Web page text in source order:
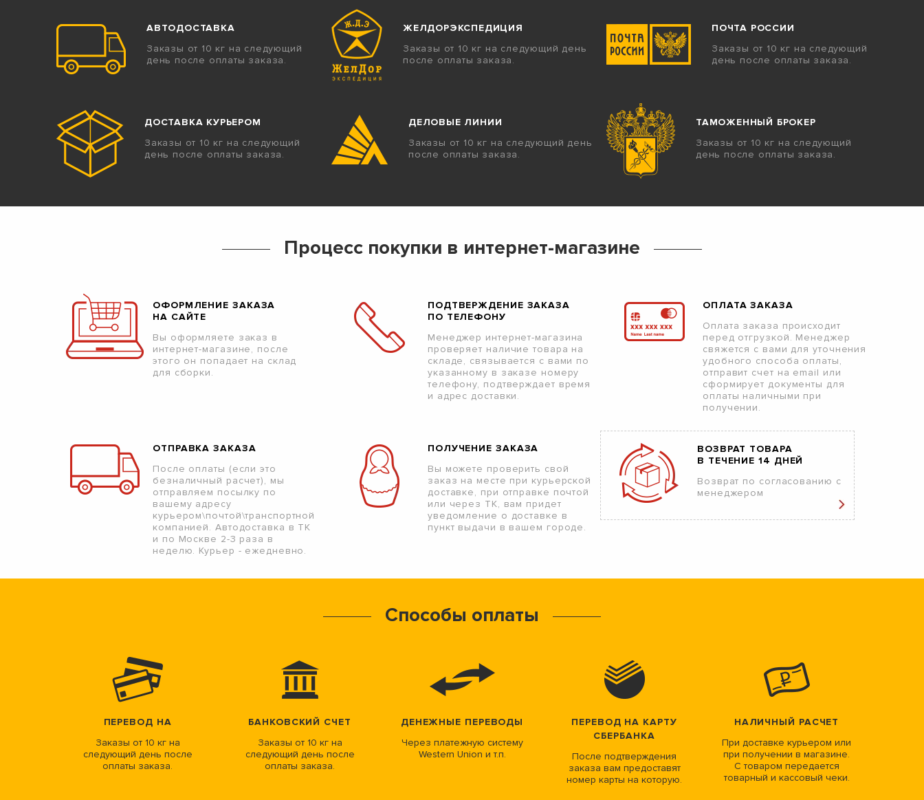
АВТОДОСТАВКА
Заказы от 10 кг на следующий
день после оплаты заказа.
ЖЕЛДОРЭКСПЕДИЦИЯ
Заказы от 10 кг на следующий день
после оплаты заказа.
ПОЧТА РОССИИ
Заказы от 10 кг на следующий
день после оплаты заказа.
ДОСТАВКА КУРЬЕРОМ
Заказы от 10 кг на следующий
день после оплаты заказа.
ДЕЛОВЫЕ ЛИНИИ
Заказы от 10 кг на следующий день
после оплаты заказа.
ТАМОЖЕННЫЙ БРОКЕР
Заказы от 10 кг на следующий
день после оплаты заказа.
Процесс покупки в интернет-магазине
ОФОРМЛЕНИЕ ЗАКАЗА
НА САЙТЕ
Вы оформляете заказ в
интернет-магазине, после
этого он попадает на склад
для сборки.
ПОДТВЕРЖДЕНИЕ ЗАКАЗА
ПО ТЕЛЕФОНУ
Менеджер интернет-магазина
проверяет наличие товара на
складе, связывается с вами по
указанному в заказе номеру
телефону, подтверждает время
и адрес доставки.
ОПЛАТА ЗАКАЗА
Оплата заказа происходит
перед отгрузкой. Менеджер
свяжется с вами для уточнения
удобного способа оплаты,
отправит счет на email или
сформирует документы для
оплаты наличными при
получении.
ОТПРАВКА ЗАКАЗА
После оплаты (если это
безналичный расчет), мы
отправляем посылку по
вашему адресу
курьером\почтой\транспортной
компанией. Автодоставка в ТК
и по Москве 2-3 раза в
неделю. Курьер - ежедневно.
ПОЛУЧЕНИЕ ЗАКАЗА
Вы можете проверить свой
заказ на месте при курьерской
доставке, при отправке почтой
или через ТК, вам придет
уведомление о доставке в
пункт выдачи в вашем городе.
ВОЗВРАТ ТОВАРА
В ТЕЧЕНИЕ 14 ДНЕЙ
Возврат по согласованию с
менеджером
Способы оплаты
ПЕРЕВОД НА
Заказы от 10 кг на
следующий день после
оплаты заказа.
БАНКОВСКИЙ СЧЕТ
Заказы от 10 кг на
следующий день после
оплаты заказа.
ДЕНЕЖНЫЕ ПЕРЕВОДЫ
Через платежную систему
Western Union и т.п.
ПЕРЕВОД НА КАРТУ
СБЕРБАНКА
После подтверждения
заказа вам предоставят
номер карты на которую.
НАЛИЧНЫЙ РАСЧЕТ
При доставке курьером или
при получении в магазине.
С товаром передается
товарный и кассовый чеки.